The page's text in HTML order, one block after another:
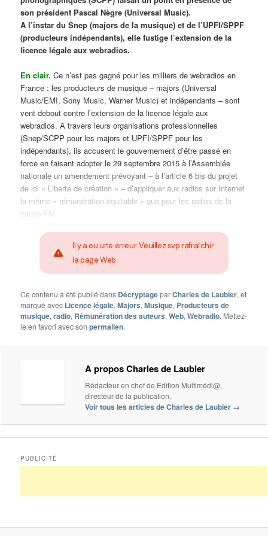
son président Pascal Nègre (Universal Music).
A l’instar du Snep (majors de la musique) et de l’UPFI/SPPF
(producteurs indépendants), elle fustige l’extension de la
licence légale aux webradios.
En clair. Ce n’est pas gagné pour les milliers de webradios en
France : les producteurs de musique – majors (Universal
Music/EMI, Sony Music, Warner Music) et indépendants – sont
vent debout contre l’extension de la licence légale aux
webradios. A travers leurs organisations professionnelles
(Snep/SCPP pour les majors et UPFI/SPPF pour les
indépendants), ils accusent le gouvernement d’être passé en
force en faisant adopter le 29 septembre 2015 à l’Assemblée
nationale un amendement prévoyant – à l’article 6 bis du projet
de loi « Liberté de création » – d’appliquer aux radios sur Internet
la même « rémunération équitable » que pour les radios de la
bande FM.
Il y a eu une erreur. Veuillez svp rafraîchir
la page Web.
Ce contenu a été publié dans DécryptageparCharles de Laubier, et
marqué avec Licence légale,Majors,Musique, Producteurs de
musique,radio, Rémunération des auteurs,Web,Webradio. Mettez-
le en favori avec sonpermalien.
A propos Charles de Laubier
Rédacteur en chef de Edition Multimédi@,
directeur de la publication.
Voir tous les articles de Charles de Laubier →
PUBLICITÉ